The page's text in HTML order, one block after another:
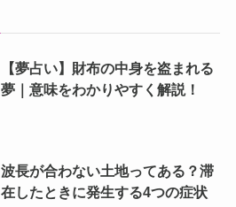
【夢占い】財布の中身を盗まれる
夢｜意味をわかりやすく解説！
波長が合わない土地ってある？滞
在したときに発生する4つの症状